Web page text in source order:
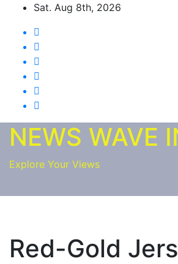
content
Sat. Aug 8th, 2026
NEWS WAVE
Explore Your Views
Red-Gold